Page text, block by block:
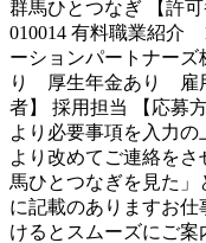
群馬ひとつなぎ 【許
010014 有料職業紹介
ーションパートナー
り 厚生年金あり 雇
者】 採用担当 【応募
より必要事項を入力
より改めてご連絡を
馬ひとつなぎを見た
に記載のありますお
けるとスムーズにご